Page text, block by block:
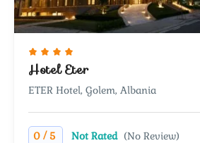
Hotel Eter
ETER Hotel, Golem, Albania
0 /5 Not Rated (No Review)